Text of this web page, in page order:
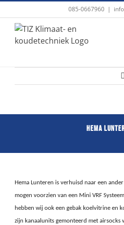
inhoud
085-0667960 |
Hema
Hema Lunteren is verhuisd naar een
mogen voorzien van een Mini VRF
hebben wij ook een gebak koelvitrine en
zijn kanaalunits gemonteerd met airsocks